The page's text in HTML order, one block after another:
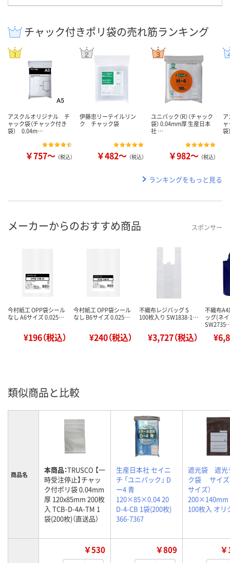
チャック付きポリ袋の売れ筋ランキング
アスクルオリジナル チ
ャック袋（チャック付き
袋） 0.04m…
￥757～ （税込）
伊藤忠リーテイルリン
ク チャック袋
￥482～ （税込）
ユニパック（R）（チャック
袋） 0.04mm厚 生産日本
社 …
￥982～ （税込）
ャ
ランキングをもっと見る
メーカーからのおすすめ商品 スポンサー
今村紙工 OPP袋シール
なし A6サイズ 0.025…
¥196（税込）
今村紙工 OPP袋シール
なし B6サイズ 0.025…
¥240（税込）
不織布レジバッグ S
100枚入り SW1838-1…
¥3,727（税込）
不織布
ッグ(ネ
類似商品と比較
商品名 本商品：TRUSCO 【一
時受注停止】チャッ
ク付ポリ袋 0.04mm
厚 120x85mm 200枚
入 TCB-D-4A-TM 1
袋(200枚)（直送品）
生産日本社 セイニ
チ 「ユニパック」 D
ー4 青
120×85×0.04 20
D-4-CB 1袋(200枚)
366-7367
遮光袋 遮光
ク袋 サイズ
サイズ）
100枚入 オリ
￥530 ￥809